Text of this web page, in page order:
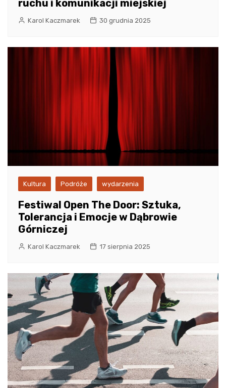
ruchu i komunikacji miejskiej
Karol Kaczmarek 30 grudnia 2025
Kultura Podróże wydarzenia
Festiwal Open The Door: Sztuka,
Tolerancja i Emocje w Dąbrowie
Górniczej
Karol Kaczmarek 17 sierpnia 2025